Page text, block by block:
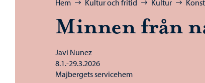
Bläddra:
Hem Kultur och fritid Kultur
Minnen från
Javi Nunez
8.1.-29.3.2026
Majbergets servicehem